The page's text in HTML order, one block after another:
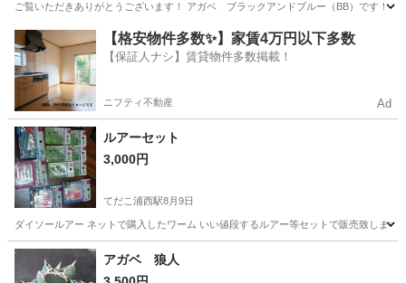
ご覧いただきありがとうございます！ アガベ ブラックアンドブルー（BB）です！
沖縄 浦添市 その他
【格安物件多数✨】家賃4万円以下多数
【保証人ナシ】賃貸物件多数掲載！
ニフティ不動産 Ad
ルアーセット
3,000円
てだこ浦西駅8月9日
ダイソールアー ネットで購入したワーム いい値段するルアー等セットで販売致しま
沖縄 うるま市 てだこ浦西駅
アガベ 狼人